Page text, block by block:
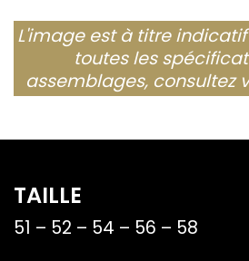
L'image est à titre
toutes les
assemblages, consultez
TAILLE
51 – 52 – 54 – 56 – 58